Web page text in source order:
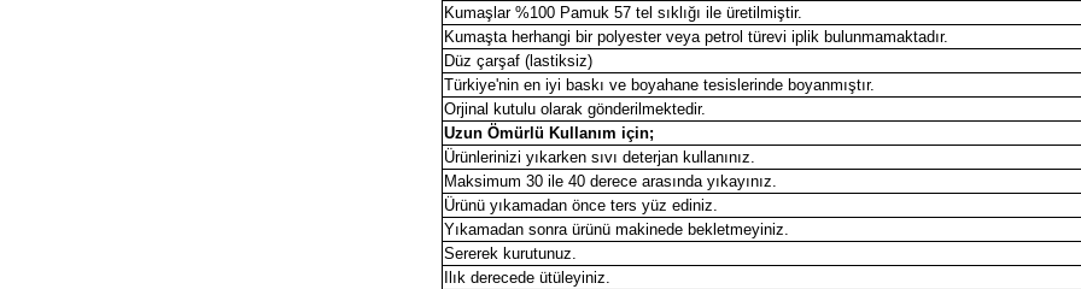
Kumaşlar %100 Pamuk 57 tel sıklığı ile üretilmiştir.
Kumaşta herhangi bir polyester veya petrol türevi iplik bulunmamaktadır.
Düz çarşaf (lastiksiz)
Türkiye'nin en iyi baskı ve boyahane tesislerinde boyanmıştır.
Orjinal kutulu olarak gönderilmektedir.
Uzun Ömürlü Kullanım için;
Ürünlerinizi yıkarken sıvı deterjan kullanınız.
Maksimum 30 ile 40 derece arasında yıkayınız.
Ürünü yıkamadan önce ters yüz ediniz.
Yıkamadan sonra ürünü makinede bekletmeyiniz.
Sererek kurutunuz.
Ilık derecede ütüleyiniz.